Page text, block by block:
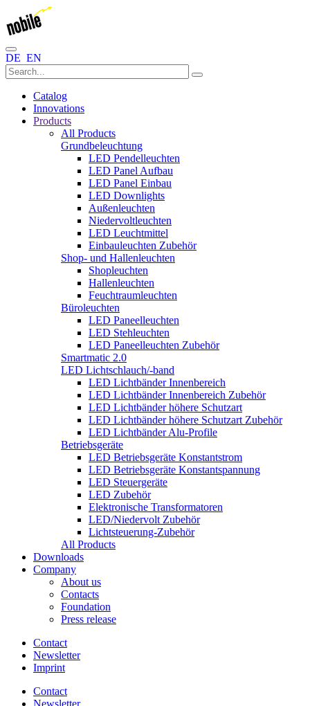
DE EN
Catalog
Innovations
Products
All Products
Grundbeleuchtung
LED Pendelleuchten
LED Panel Aufbau
LED Panel Einbau
LED Downlights
Außenleuchten
Niedervoltleuchten
LED Leuchtmittel
Einbauleuchten Zubehör
Shop- und Hallenleuchten
Shopleuchten
Hallenleuchten
Feuchtraumleuchten
Büroleuchten
LED Paneelleuchten
LED Stehleuchten
LED Paneelleuchten Zubehör
Smartmatic 2.0
LED Lichtschlauch/-band
LED Lichtbänder Innenbereich
LED Lichtbänder Innenbereich Zubehör
LED Lichtbänder höhere Schutzart
LED Lichtbänder höhere Schutzart Zubehör
LED Lichtbänder Alu-Profile
Betriebsgeräte
LED Betriebsgeräte Konstantstrom
LED Betriebsgeräte Konstantspannung
LED Steuergeräte
LED Zubehör
Elektronische Transformatoren
LED/Niedervolt Zubehör
Lichtsteuerung-Zubehör
All Products
Downloads
Company
About us
Contacts
Foundation
Press release
Contact
Newsletter
Imprint
Contact
Newsletter